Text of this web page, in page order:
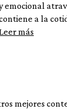
emocional
a la
más
mejores